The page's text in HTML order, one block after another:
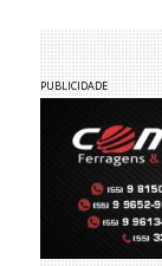
PUBLICIDADE